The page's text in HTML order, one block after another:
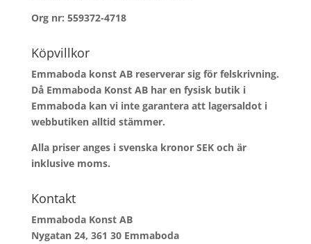
Org nr: 559372-4718
Köpvillkor
Emmaboda konst AB reserverar sig för felskrivning.
Då Emmaboda Konst AB har en fysisk butik i
Emmaboda kan vi inte garantera att lagersaldot i
webbutiken alltid stämmer.
Alla priser anges i svenska kronor SEK och är
inklusive moms.
Kontakt
Emmaboda Konst AB
Nygatan 24, 361 30 Emmaboda